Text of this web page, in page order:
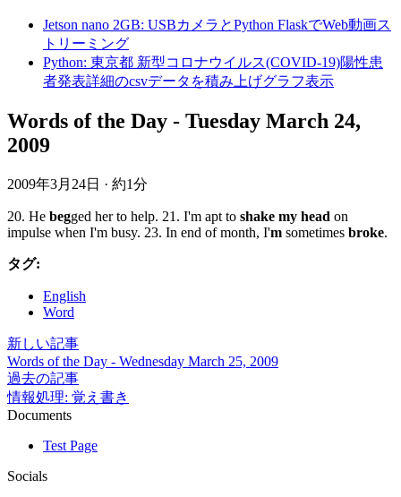
Jetson nano 2GB: USBカメラとPython FlaskでWeb動画ス
トリーミング
Python: 東京都 新型コロナウイルス(COVID-19)陽性患
者発表詳細のcsvデータを積み上げグラフ表示
Words of the Day - Tuesday March 24,
2009
2009年3月24日 · 約1分
20. He begged her to help. 21. I'm apt to shake my head on
impulse when I'm busy. 23. In end of month, I'm sometimes broke.
タグ:
English
Word
新しい記事
Words of the Day - Wednesday March 25, 2009
過去の記事
情報処理: 覚え書き
Documents
Test Page
Socials